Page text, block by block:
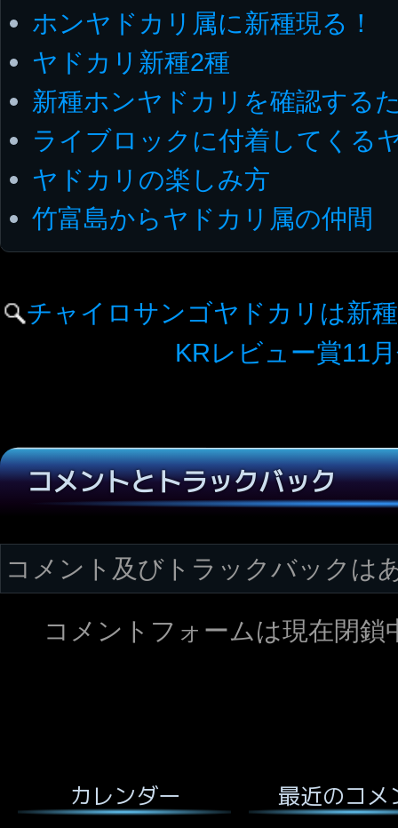
ホンヤドカリ属に新種現る！
ヤドカリ新種2種
新種ホンヤドカリを確認する
ライブロックに付着してくる
ヤドカリの楽しみ方
竹富島からヤドカリ属の仲間
チャイロサンゴヤドカリは新
KRレビュー賞11
コメントとトラックバック
コメント及びトラックバックは
コメントフォームは現在閉鎖
カレンダー 最近のコメ